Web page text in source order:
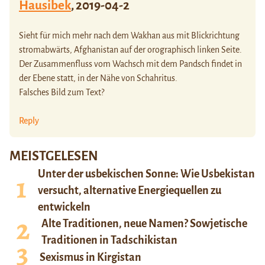
MEISTGELESEN
Unter der usbekischen Sonne: Wie Usbekistan
versucht, alternative Energiequellen zu
entwickeln
Alte Traditionen, neue Namen? Sowjetische
Traditionen in Tadschikistan
Sexismus in Kirgistan
Hausibek,2019-04-2
Sieht für mich mehr nach dem Wakhan aus mit Blickrichtung
stromabwärts, Afghanistan auf der orographisch linken Seite.
Der Zusammenfluss vom Wachsch mit dem Pandsch findet in
der Ebene statt, in der Nähe von Schahritus.
Falsches Bild zum Text?
Reply